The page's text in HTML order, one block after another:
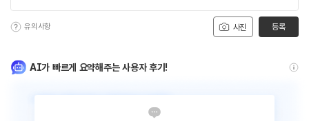
사진
유의사항 등록
AI가 빠르게 요약해주는 사용자 후기!